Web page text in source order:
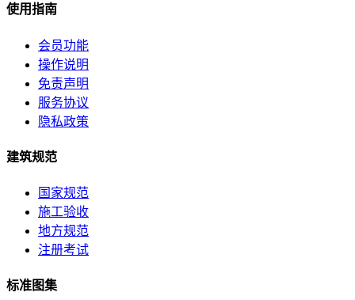
使用指南
会员功能
操作说明
免责声明
服务协议
隐私政策
建筑规范
国家规范
施工验收
地方规范
注册考试
标准图集